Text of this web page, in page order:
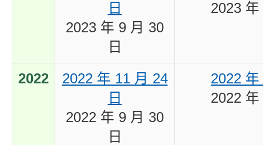
日
2023 年 9 月 30
日
2023
2022
2022 年 11 月 24
日
2022 年 9 月 30
日
2022
2022